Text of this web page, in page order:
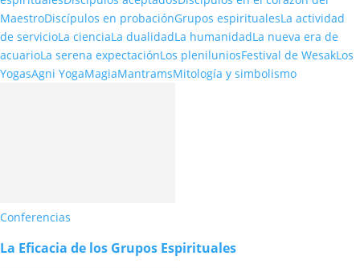
MaestroDiscípulos en probaciónGrupos espiritualesLa actividad
de servicioLa cienciaLa dualidadLa humanidadLa nueva era de
acuarioLa serena expectaciónLos pleniluniosFestival de WesakLos
YogasAgni YogaMagiaMantramsMitología y simbolismo
Conferencias
La Eficacia de los Grupos Espirituales